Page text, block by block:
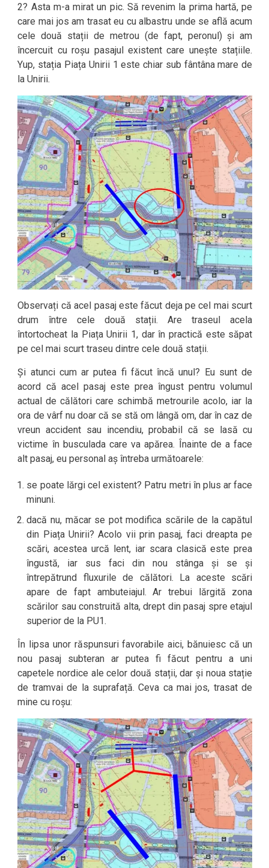
2? Asta m-a mirat un pic. Să revenim la prima hartă, pe
care mai jos am trasat eu cu albastru unde se află acum
cele două stații de metrou (de fapt, peronul) și am
încercuit cu roșu pasajul existent care unește stațiile.
Yup, stația Piața Unirii 1 este chiar sub fântâna mare de
la Unirii.
Observați că acel pasaj este făcut deja pe cel mai scurt
drum între cele două stații. Are traseul acela
întortocheat la Piața Unirii 1, dar în practică este săpat
pe cel mai scurt traseu dintre cele două stații.
Și atunci cum ar putea fi făcut încă unul? Eu sunt de
acord că acel pasaj este prea îngust pentru volumul
actual de călători care schimbă metrourile acolo, iar la
ora de vârf nu doar că se stă om lângă om, dar în caz de
vreun accident sau incendiu, probabil că se lasă cu
victime în busculada care va apărea. Înainte de a face
alt pasaj, eu personal aș întreba următoarele:
se poate lărgi cel existent? Patru metri în plus ar face
minuni.
dacă nu, măcar se pot modifica scările de la capătul
din Piața Unirii? Acolo vii prin pasaj, faci dreapta pe
scări, acestea urcă lent, iar scara clasică este prea
îngustă, iar sus faci din nou stânga și se și
întrepătrund fluxurile de călători. La aceste scări
apare de fapt ambuteiajul. Ar trebui lărgită zona
scărilor sau construită alta, drept din pasaj spre etajul
superior de la PU1.
În lipsa unor răspunsuri favorabile aici, bănuiesc că un
nou pasaj subteran ar putea fi făcut pentru a uni
capetele nordice ale celor două stații, dar și noua stație
de tramvai de la suprafață. Ceva ca mai jos, trasat de
mine cu roșu: